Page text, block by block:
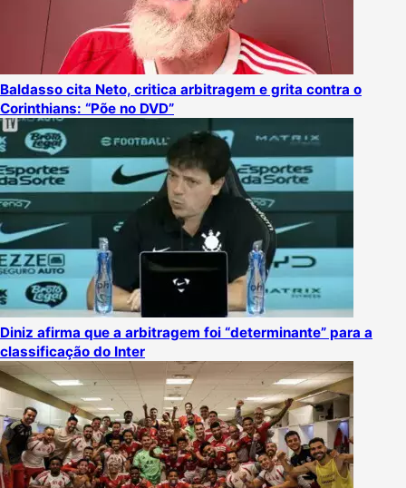
Baldasso cita Neto, critica arbitragem e grita contra o
Corinthians: “Põe no DVD”
Diniz afirma que a arbitragem foi “determinante” para a
classificação do Inter